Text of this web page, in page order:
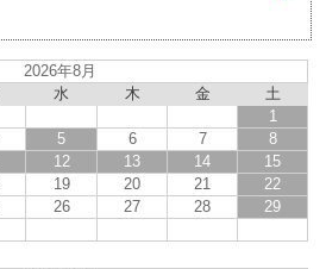
2026年8月
水 木 金
土
1
5 6 7
8
12 13 14
15
19 20 21
22
26 27 28
29